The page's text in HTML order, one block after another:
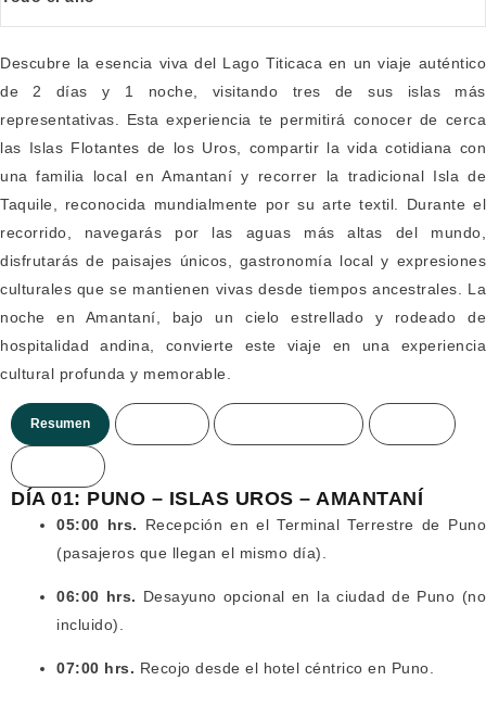
Descubre la esencia viva del Lago Titicaca en un viaje auténtico
de 2 días y 1 noche, visitando tres de sus islas más
representativas. Esta experiencia te permitirá conocer de cerca
las Islas Flotantes de los Uros, compartir la vida cotidiana con
una familia local en Amantaní y recorrer la tradicional Isla de
Taquile, reconocida mundialmente por su arte textil. Durante el
recorrido, navegarás por las aguas más altas del mundo,
disfrutarás de paisajes únicos, gastronomía local y expresiones
culturales que se mantienen vivas desde tiempos ancestrales. La
noche en Amantaní, bajo un cielo estrellado y rodeado de
hospitalidad andina, convierte este viaje en una experiencia
cultural profunda y memorable.
Resumen
DÍA 01: PUNO – ISLAS UROS – AMANTANÍ
05:00 hrs. Recepción en el Terminal Terrestre de Puno
(pasajeros que llegan el mismo día).
06:00 hrs. Desayuno opcional en la ciudad de Puno (no
incluido).
07:00 hrs. Recojo desde el hotel céntrico en Puno.